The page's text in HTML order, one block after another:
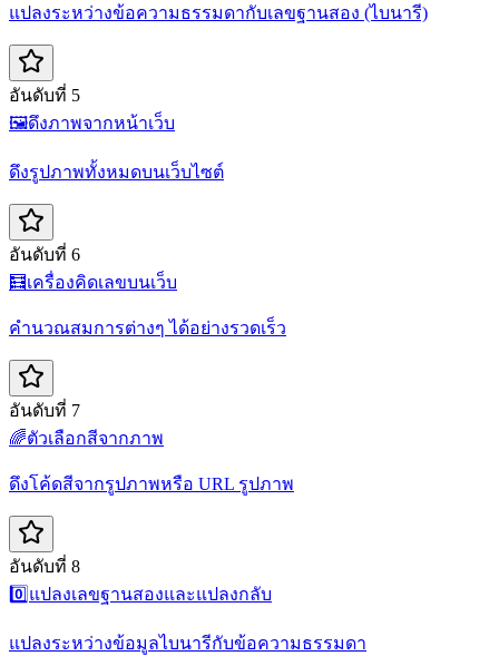
แปลงระหว่างข้อความธรรมดากับเลขฐานสอง (ไบนารี)
อันดับที่ 5
🖼️ดึงภาพจากหน้าเว็บ
ดึงรูปภาพทั้งหมดบนเว็บไซต์
อันดับที่ 6
🧮เครื่องคิดเลขบนเว็บ
คำนวณสมการต่างๆ ได้อย่างรวดเร็ว
อันดับที่ 7
🌈ตัวเลือกสีจากภาพ
ดึงโค้ดสีจากรูปภาพหรือ URL รูปภาพ
อันดับที่ 8
0️⃣ แปลงเลขฐานสองและแปลงกลับ
แปลงระหว่างข้อมูลไบนารีกับข้อความธรรมดา